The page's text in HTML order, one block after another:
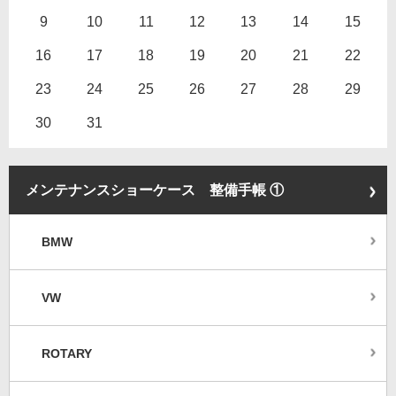
9 10 11 12 13 14 15
16 17 18 19 20 21 22
23 24 25 26 27 28 29
30 31
メンテナンスショーケース 整備手帳 ①
BMW
VW
ROTARY